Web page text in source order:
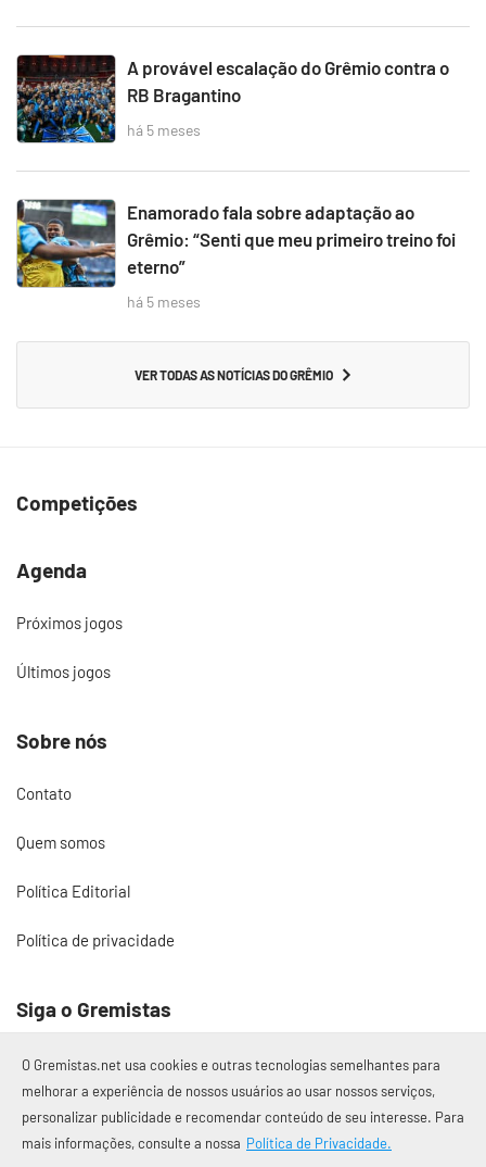
A provável escalação do Grêmio contra o
RB Bragantino
há 5 meses
Enamorado fala sobre adaptação ao
Grêmio: “Senti que meu primeiro treino foi
eterno”
há 5 meses
VER TODAS AS NOTÍCIAS DO GRÊMIO
Competições
Agenda
Próximos jogos
Últimos jogos
Sobre nós
Contato
Quem somos
Política Editorial
Política de privacidade
Siga o Gremistas
© 2017 – 2026 Gremistas.net
Gremistas.net — Porto Alegre/RS
O Gremistas.net usa cookies e outras tecnologias semelhantes para
melhorar a experiência de nossos usuários ao usar nossos serviços,
personalizar publicidade e recomendar conteúdo de seu interesse. Para
mais informações, consulte a nossa Política de Privacidade.